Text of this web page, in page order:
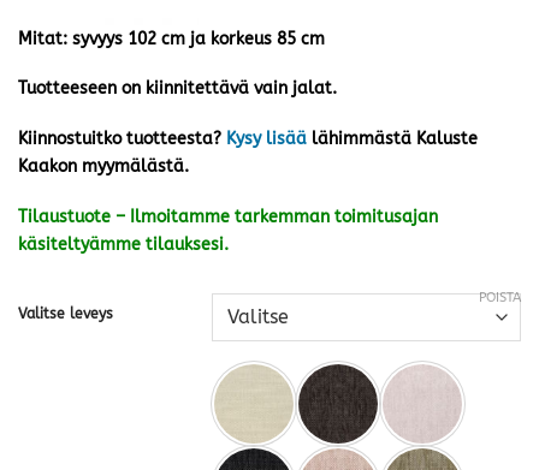
Mitat: syvyys 102 cm ja korkeus 85 cm
Tuotteeseen on kiinnitettävä vain jalat.
Kiinnostuitko tuotteesta? Kysy lisää lähimmästä Kaluste
Kaakon myymälästä.
Tilaustuote – Ilmoitamme tarkemman toimitusajan
käsiteltyämme tilauksesi.
Valitse leveys
POISTA